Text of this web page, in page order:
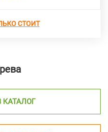
СТОИТ
КАТАЛОГ